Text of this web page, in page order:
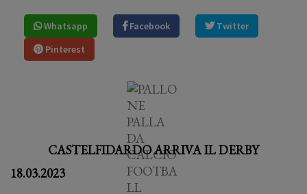
Whatsapp Facebook
Twitter
Pinterest
CASTELFIDARDO ARRIVA IL DERBY
18.03.2023